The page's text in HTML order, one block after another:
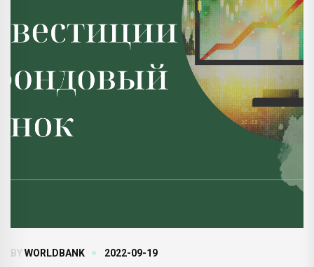
BYWORLDBANK 2022-09-19